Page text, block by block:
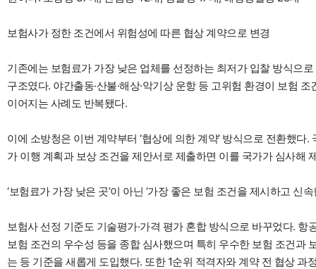
보험사가 정한 조건에서 위험성에 따른 협상 계약으로 변경
기존에는 보험료가 가장 낮은 업체를 선정하는 최저가 입찰 방식으
구조였다. 야간출동·산불·해상·악기상 운항 등 고위험 환경이 보험
이어지는 사례도 반복됐다.
이에 소방청은 이번 계약부터 ‘협상에 의한 계약’ 방식으로 전환했
가 이행 계획과 보상 조건을 제안서로 제출하면 이를 국가가 심사해
‘보험료가 가장 낮은 곳’이 아닌 ‘가장 좋은 보험 조건을 제시하고 신
보험사 선정 기준도 기술평가·가격 평가 혼합 방식으로 바꾸었다.
보험 조건의 우수성 등을 종합 심사했으며 특히 우수한 보험 조건과
는 등 기준을 새롭게 도입했다. 또한 1순위 적격자와 계약 전 협상